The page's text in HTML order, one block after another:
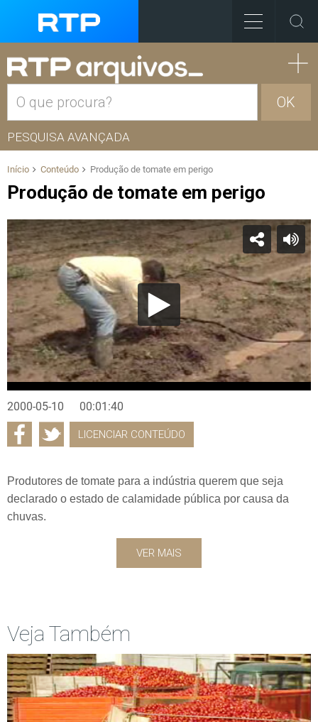
OK
PESQUISA AVANÇADA
Início Conteúdo Produção de tomate em perigo
Produção de tomate em perigo
2000-05-10 00:01:40
LICENCIAR CONTEÚDO
Produtores de tomate para a indústria querem que seja
declarado o estado de calamidade pública por causa da
chuvas.
VER MAIS
Veja Também